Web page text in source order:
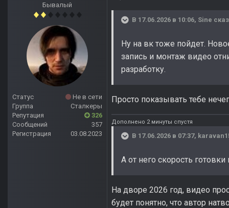
Бывалый
Статус
Не в сети
Группа
Сталкеры
Репутация
326
Сообщений
357
Регистрация
03.08.2023
В 17.06.2026 в 10:06, Sine
Ну на вк тоже пойдет.
запись и монтаж видео
разработку.
Просто показывать тебе
Дополнено 2 минуты спустя
В 17.06.2026 в 07:37,
А от него скорость
На дворе 2026 год, видео
будет понятно, что автор